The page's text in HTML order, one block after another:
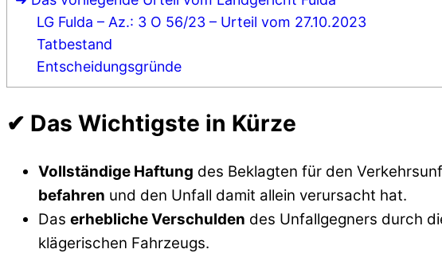
LG Fulda – Az.: 3 O 56/23 – Urteil vom 27.10.2023
Tatbestand
Entscheidungsgründe
✔ Das Wichtigste in Kürze
Vollständige Haftung des Beklagten für den
befahren und den Unfall damit allein verursacht hat.
Das erhebliche Verschulden des Unfallgegners durch
klägerischen Fahrzeugs.